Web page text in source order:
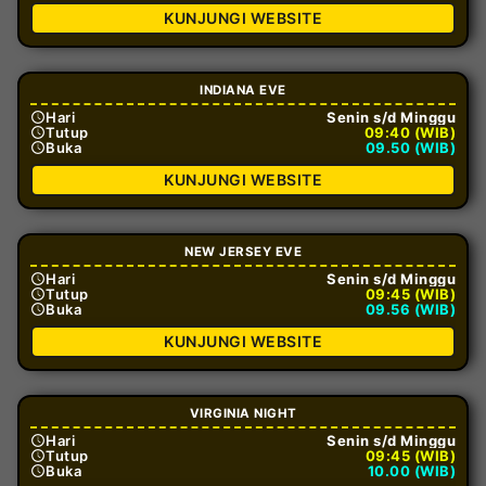
KUNJUNGI WEBSITE
INDIANA EVE
Hari
Senin s/d Minggu
Tutup
09:40 (WIB)
Buka
09.50 (WIB)
KUNJUNGI WEBSITE
NEW JERSEY EVE
Hari
Senin s/d Minggu
Tutup
09:45 (WIB)
Buka
09.56 (WIB)
KUNJUNGI WEBSITE
VIRGINIA NIGHT
Hari
Senin s/d Minggu
Tutup
09:45 (WIB)
Buka
10.00 (WIB)